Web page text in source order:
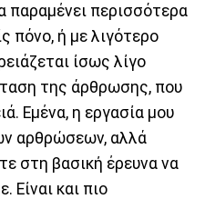
παραμένει περισσότερα
πόνο, ή με λιγότερο
ίσως λίγο
της άρθρωσης, που
Εμένα, η εργασία μου
αρθρώσεων, αλλά
στη βασική έρευνα να
Είναι και πιο